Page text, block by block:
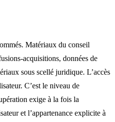
Matériaux du conseil
acquisitions, données de
sous scellé juridique. L’accès
C’est le niveau de
exige à la fois la
et l’appartenance explicite à